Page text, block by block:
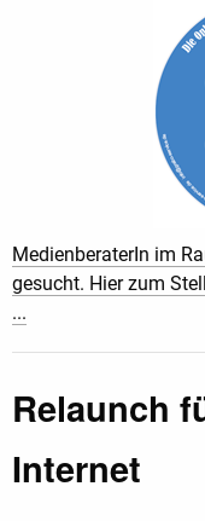
MedienberaterIn im
gesucht. Hier zum
...
Relaunch
Internet